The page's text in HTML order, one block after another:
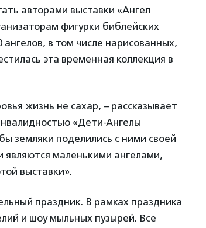
авторами выставки «Ангел
фигурки библейских
в том числе нарисованных,
эта временная коллекция в
жизнь не сахар, – рассказывает
«Дети-Ангелы
земляки поделились с ними своей
маленькими ангелами,
выставки».
праздник. В рамках праздника
и шоу мыльных пузырей. Все